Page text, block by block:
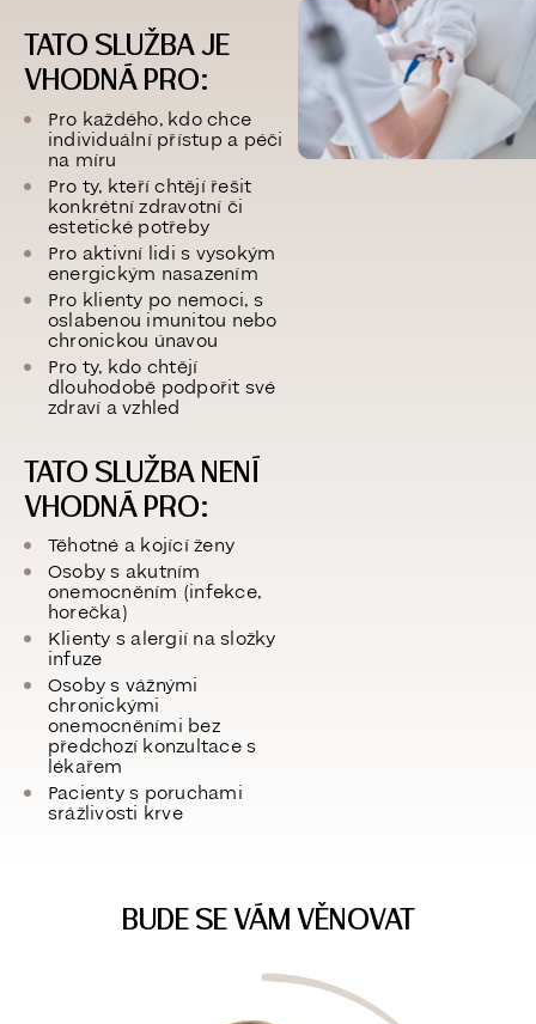
TATO SLUŽBA JE
VHODNÁ PRO:
Pro každého, kdo chce
individuální přístup a péči
na míru
Pro ty, kteří chtějí řešit
konkrétní zdravotní či
estetické potřeby
Pro aktivní lidi s vysokým
energickým nasazením
Pro klienty po nemoci, s
oslabenou imunitou nebo
chronickou únavou
Pro ty, kdo chtějí
dlouhodobě podpořit své
zdraví a vzhled
TATO SLUŽBA NENÍ
VHODNÁ PRO:
Těhotné a kojící ženy
Osoby s akutním
onemocněním (infekce,
horečka)
Klienty s alergií na složky
infuze
Osoby s vážnými
chronickými
onemocněními bez
předchozí konzultace s
lékařem
Pacienty s poruchami
srážlivosti krve
BUDE SE VÁM VĚNOVAT